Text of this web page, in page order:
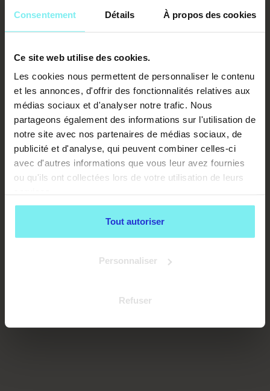
Consentement Détails À propos des cookies
Ce site web utilise des cookies.
Les cookies nous permettent de personnaliser le contenu
et les annonces, d'offrir des fonctionnalités relatives aux
médias sociaux et d'analyser notre trafic. Nous
partageons également des informations sur l'utilisation de
notre site avec nos partenaires de médias sociaux, de
publicité et d'analyse, qui peuvent combiner celles-ci
avec d'autres informations que vous leur avez fournies
ou qu'ils ont collectées lors de votre utilisation de leurs
Tout autoriser
Personnaliser
Refuser